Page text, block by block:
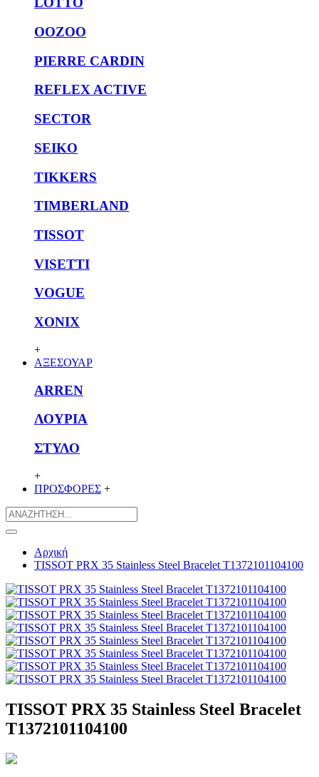
OOZOO
PIERRE CARDIN
REFLEX ACTIVE
SECTOR
SEIKO
TIKKERS
TIMBERLAND
TISSOT
VISETTI
VOGUE
XONIX
+
ΑΞΕΣΟΥΑΡ
ARREN
ΛΟΥΡΙΑ
ΣΤΥΛΟ
+
ΠΡΟΣΦΟΡΕΣ +
Αρχική
TISSOT PRX 35 Stainless Steel Bracelet T1372101104100
TISSOT PRX 35 Stainless Steel Bracelet
T1372101104100